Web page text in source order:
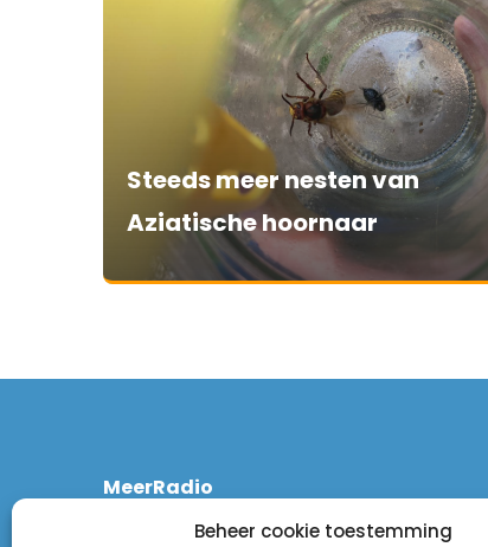
Beheer cookie toestemming
Steeds meer nesten van
Aziatische hoornaar
MeerRadio